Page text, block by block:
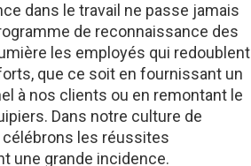
dans le travail ne passe jamais
de reconnaissance des
les employés qui redoublent
que ce soit en fournissant un
à nos clients ou en remontant le
Dans notre culture de
les réussites
une grande incidence.